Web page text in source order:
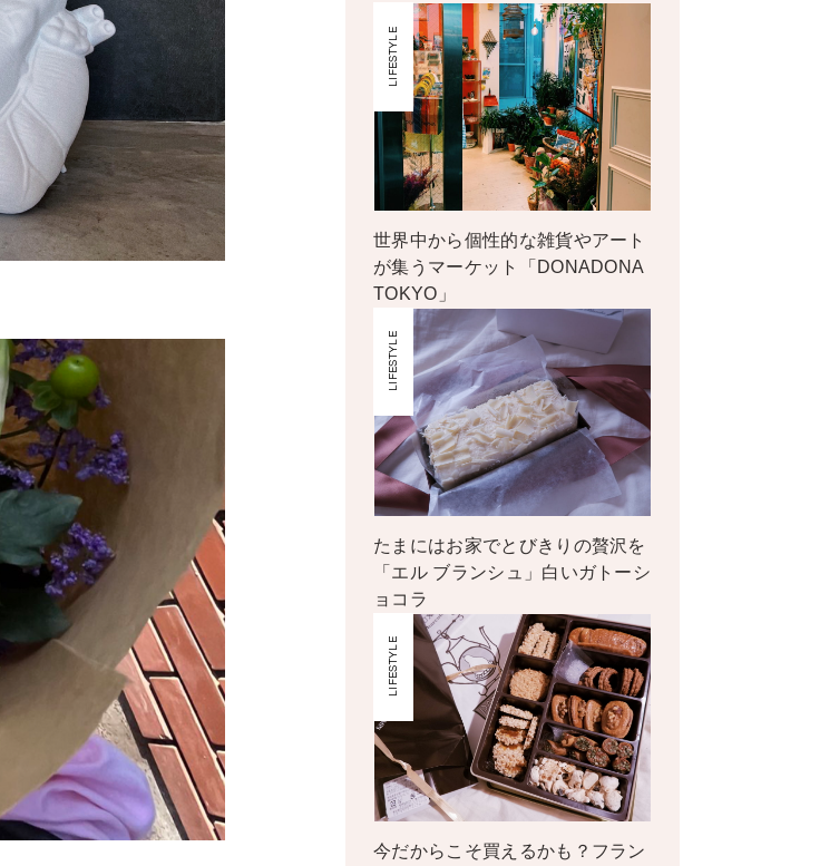
LIFESTYLE
世界中から個性的な雑貨やアート
が集うマーケット「DONADONA
TOKYO」
LIFESTYLE
たまにはお家でとびきりの贅沢を
「エル ブランシュ」白いガトーシ
ョコラ
LIFESTYLE
今だからこそ買えるかも？フラン